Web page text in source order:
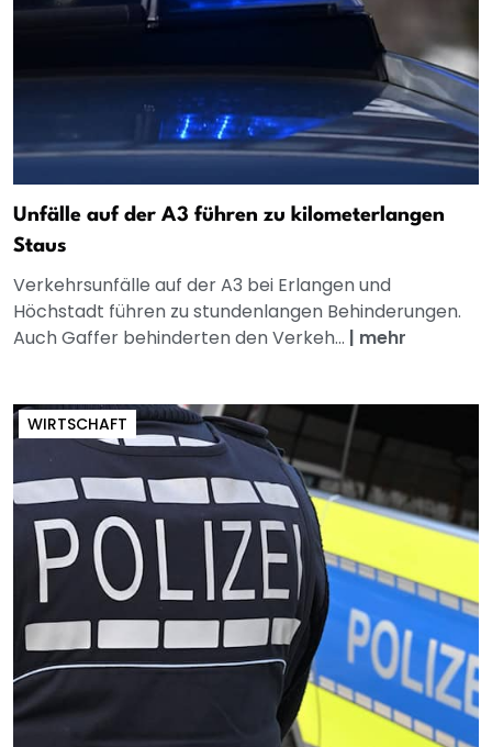
Unfälle auf der A3 führen zu kilometerlangen
Staus
Verkehrsunfälle auf der A3 bei Erlangen und
Höchstadt führen zu stundenlangen Behinderungen.
Auch Gaffer behinderten den Verkeh... | mehr
WIRTSCHAFT